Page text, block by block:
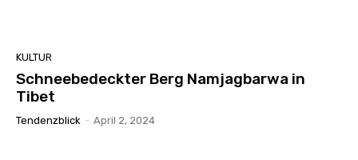
KULTUR
Schneebedeckter Berg Namjagbarwa in
Tibet
Tendenzblick - April 2, 2024